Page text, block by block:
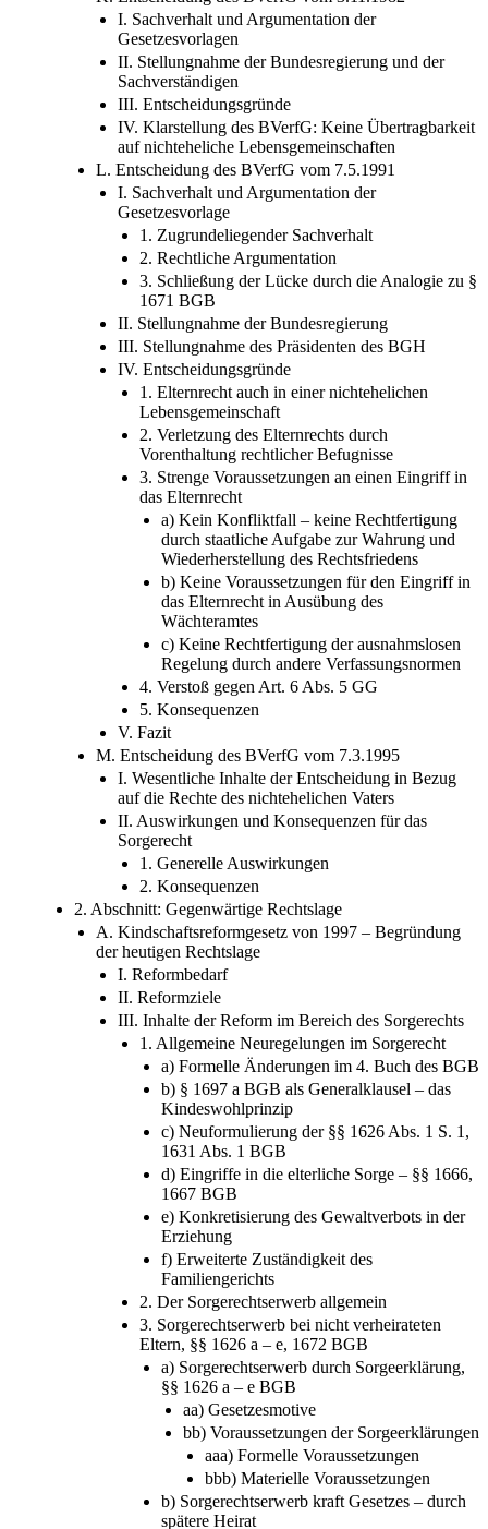
2. § 1711 BGB 1979
K. Entscheidung des BVerfG vom 3.11.1982
I. Sachverhalt und Argumentation der
Gesetzesvorlagen
II. Stellungnahme der Bundesregierung und der
Sachverständigen
III. Entscheidungsgründe
IV. Klarstellung des BVerfG: Keine Übertragbarkeit
auf nichteheliche Lebensgemeinschaften
L. Entscheidung des BVerfG vom 7.5.1991
I. Sachverhalt und Argumentation der
Gesetzesvorlage
1. Zugrundeliegender Sachverhalt
2. Rechtliche Argumentation
3. Schließung der Lücke durch die Analogie zu §
1671 BGB
II. Stellungnahme der Bundesregierung
III. Stellungnahme des Präsidenten des BGH
IV. Entscheidungsgründe
1. Elternrecht auch in einer nichtehelichen
Lebensgemeinschaft
2. Verletzung des Elternrechts durch
Vorenthaltung rechtlicher Befugnisse
3. Strenge Voraussetzungen an einen Eingriff in
das Elternrecht
a) Kein Konfliktfall – keine Rechtfertigung
durch staatliche Aufgabe zur Wahrung und
Wiederherstellung des Rechtsfriedens
b) Keine Voraussetzungen für den Eingriff in
das Elternrecht in Ausübung des
Wächteramtes
c) Keine Rechtfertigung der ausnahmslosen
Regelung durch andere Verfassungsnormen
4. Verstoß gegen Art. 6 Abs. 5 GG
5. Konsequenzen
V. Fazit
M. Entscheidung des BVerfG vom 7.3.1995
I. Wesentliche Inhalte der Entscheidung in Bezug
auf die Rechte des nichtehelichen Vaters
II. Auswirkungen und Konsequenzen für das
Sorgerecht
1. Generelle Auswirkungen
2. Konsequenzen
2. Abschnitt: Gegenwärtige Rechtslage
A. Kindschaftsreformgesetz von 1997 – Begründung
der heutigen Rechtslage
I. Reformbedarf
II. Reformziele
III. Inhalte der Reform im Bereich des Sorgerechts
1. Allgemeine Neuregelungen im Sorgerecht
a) Formelle Änderungen im 4. Buch des BGB
b) § 1697 a BGB als Generalklausel – das
Kindeswohlprinzip
c) Neuformulierung der §§ 1626 Abs. 1 S. 1,
1631 Abs. 1 BGB
d) Eingriffe in die elterliche Sorge – §§ 1666,
1667 BGB
e) Konkretisierung des Gewaltverbots in der
Erziehung
f) Erweiterte Zuständigkeit des
Familiengerichts
2. Der Sorgerechtserwerb allgemein
3. Sorgerechtserwerb bei nicht verheirateten
Eltern, §§ 1626 a – e, 1672 BGB
a) Sorgerechtserwerb durch Sorgeerklärung,
§§ 1626 a – e BGB
aa) Gesetzesmotive
bb) Voraussetzungen der Sorgeerklärungen
aaa) Formelle Voraussetzungen
bbb) Materielle Voraussetzungen